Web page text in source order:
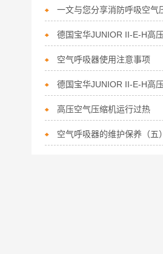
空气呼吸器使用注意事项
高压空气压缩机运行过热
空气呼吸器的维护保养（五）